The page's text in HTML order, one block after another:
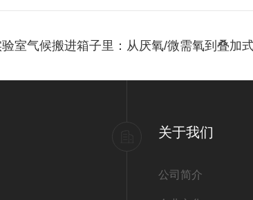
室气候搬进箱子里：从厌氧/微需氧到叠加
关于我们
公司简介